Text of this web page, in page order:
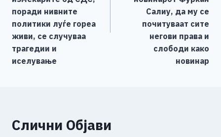
поради нивните
политики луѓе гореа
живи, се случуваа
трагедии и
иселување
Салиу, да му се
почитуваат сите
негови права и
слободи како
новинар
Слични Објави